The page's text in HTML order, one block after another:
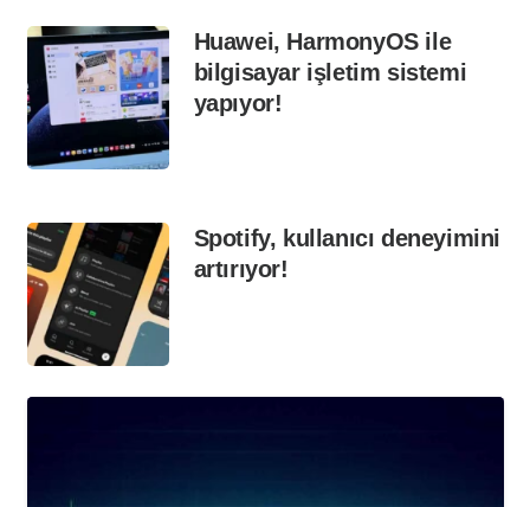
Huawei, HarmonyOS ile
bilgisayar işletim sistemi
yapıyor!
Spotify, kullanıcı deneyimini
artırıyor!